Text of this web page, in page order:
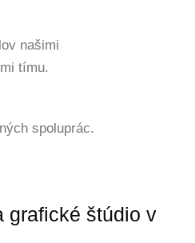
našimi
tímu.
spoluprác.
grafické štúdio v